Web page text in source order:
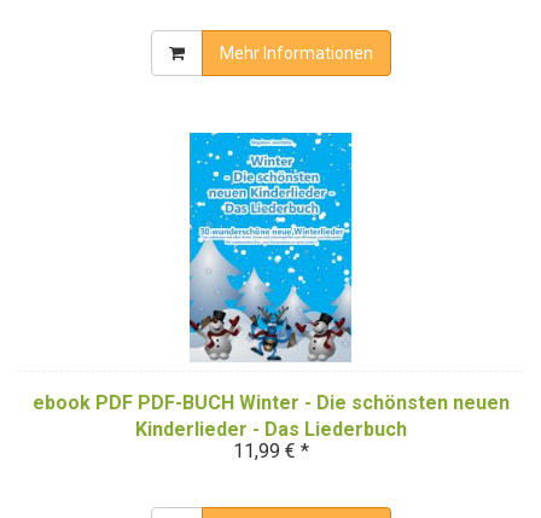
Mehr Informationen
ebook PDF PDF-BUCH Winter - Die schönsten neuen
Kinderlieder - Das Liederbuch
11,99 € *